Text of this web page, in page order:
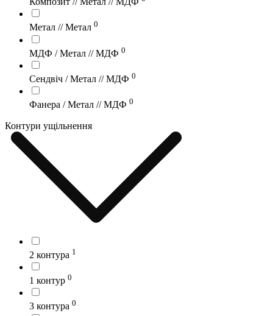
Метал // Метал 0
МДФ / Метал // МДФ 0
Сендвіч / Метал // МДФ 0
Фанера / Метал // МДФ 0
Контури ущільнення
2 контура 1
1 контур 0
3 контура 0